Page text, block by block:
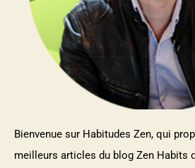
Bienvenue sur Habitudes Zen, qui
meilleurs articles du blog Zen Habits